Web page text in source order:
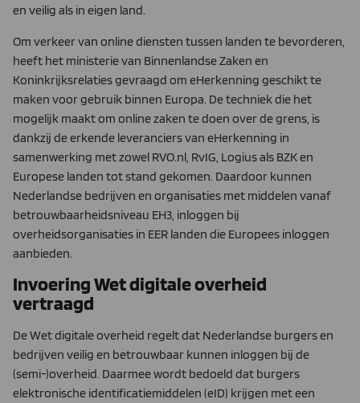
en veilig als in eigen land.
Om verkeer van online diensten tussen landen te bevorderen,
heeft het ministerie van Binnenlandse Zaken en
Koninkrijksrelaties gevraagd om eHerkenning geschikt te
maken voor gebruik binnen Europa. De techniek die het
mogelijk maakt om online zaken te doen over de grens, is
dankzij de erkende leveranciers van eHerkenning in
samenwerking met zowel RVO.nl, RvIG, Logius als BZK en
Europese landen tot stand gekomen. Daardoor kunnen
Nederlandse bedrijven en organisaties met middelen vanaf
betrouwbaarheidsniveau EH3, inloggen bij
overheidsorganisaties in EER landen die Europees inloggen
aanbieden.
Invoering Wet digitale overheid
vertraagd
De Wet digitale overheid regelt dat Nederlandse burgers en
bedrijven veilig en betrouwbaar kunnen inloggen bij de
(semi-)overheid. Daarmee wordt bedoeld dat burgers
elektronische identificatiemiddelen (eID) krijgen met een